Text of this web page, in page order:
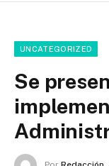
UNCATEGORIZED
Se